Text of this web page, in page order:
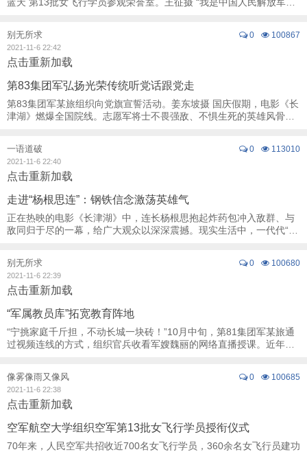
0 100867
别无所求
2021-11-6 22:42
点击重新加载
第83集团军弘扬光荣传统听党话跟党走
第83集团军某旅组织向党旗宣誓活动。姜东坡摄 国庆假期，电影《长
津湖》燃爆全国院线。志愿军将士不畏强敌、不惧生死的英雄风骨撼
0 113010
一语道破
2021-11-6 22:40
点击重新加载
走进“杨根思连”：钢铁信念激荡英雄气
正在热映的电影《长津湖》中，连长杨根思抱起炸药包冲入敌群、与
敌同归于尽的一幕，给广大观众以深深震撼。现实生活中，一代代“杨
0 100680
别无所求
2021-11-6 22:39
点击重新加载
“军属教员库”拓宽教育阵地
“宁挑家庭千斤担，不动长城一块砖！”10月中旬，第81集团军某旅通
过视频连线的方式，组织官兵收看军嫂魏丽的网络直播授课。近年
0 100685
像雾像雨又像风
2021-11-6 22:38
点击重新加载
空军航空大学组织空军第13批女飞行学员授衔仪式
70年来，人民空军共招收近700名女飞行学员，360余名女飞行员建功